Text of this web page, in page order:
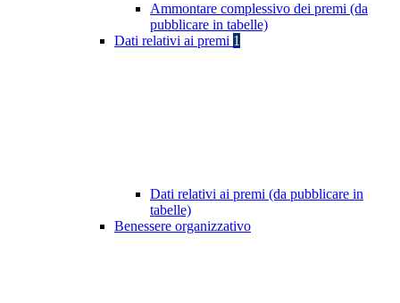
Ammontare complessivo dei premi (da
pubblicare in tabelle)
Dati relativi ai premi 1
Dati relativi ai premi (da pubblicare in
tabelle)
Benessere organizzativo